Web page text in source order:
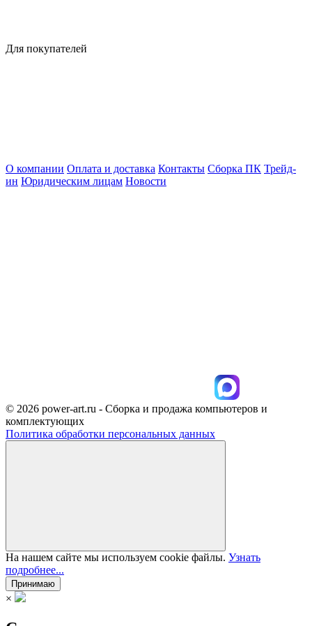
Для покупателей
О компании Оплата и доставка Контакты Сборка ПК Трейд-
ин Юридическим лицам Новости
© 2026 power-art.ru - Сборка и продажа компьютеров и
комплектующих
Политика обработки персональных данных
На нашем сайте мы используем cookie файлы. Узнать
подробнее...
Принимаю
×